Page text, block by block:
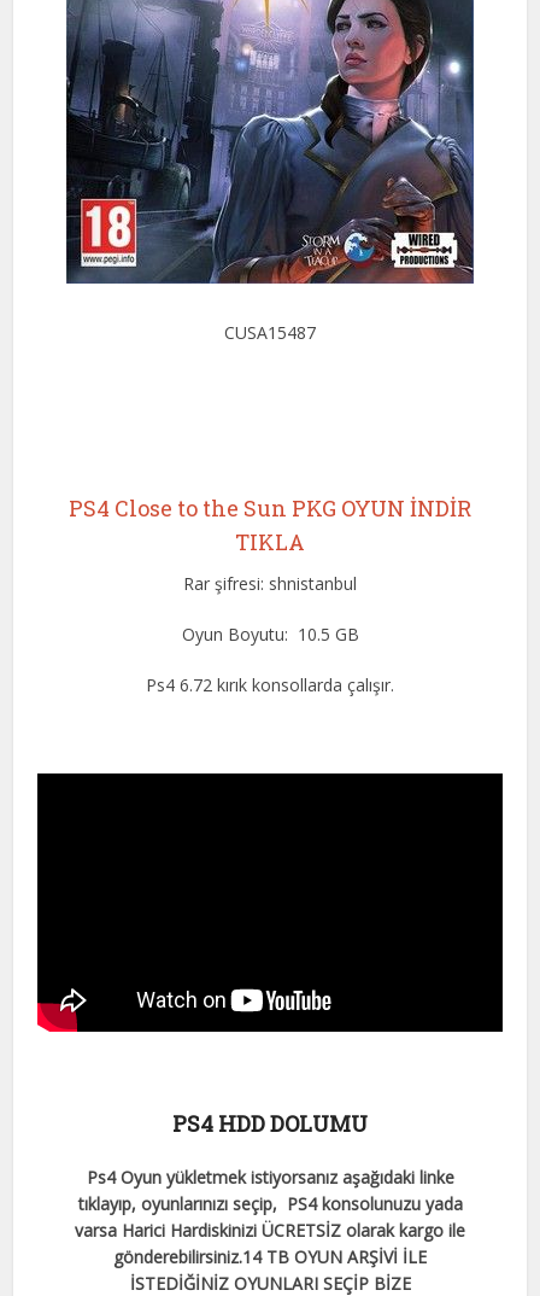
CUSA15487
PS4 Close to the Sun PKG OYUN İNDİR
TIKLA
Rar şifresi: shnistanbul
Oyun Boyutu: 10.5 GB
Ps4 6.72 kırık konsollarda çalışır.
PS4 HDD DOLUMU
Ps4 Oyun yükletmek istiyorsanız aşağıdaki linke
tıklayıp, oyunlarınızı seçip, PS4 konsolunuzu yada
varsa Harici Hardiskinizi ÜCRETSİZ olarak kargo ile
gönderebilirsiniz.14 TB OYUN ARŞİVİ İLE
İSTEDİĞİNİZ OYUNLARI SEÇİP BİZE